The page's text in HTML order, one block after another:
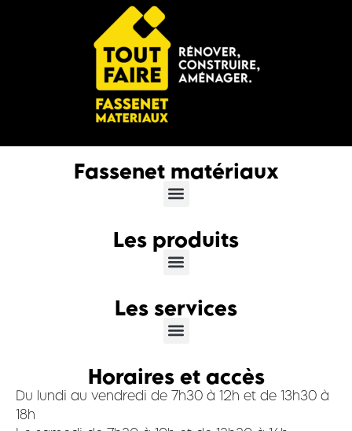
Fassenet matériaux
Les produits
Les services
Horaires et accès
Du lundi au vendredi de 7h30 à 12h et de 13h30 à
18h